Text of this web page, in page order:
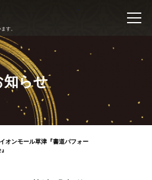
す。
知らせ
オンモール草津『書道パフォー